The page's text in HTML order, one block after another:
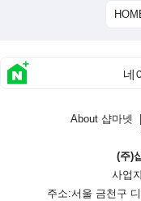
네
About 샵마넷
(주)
사업
주소:서울 금천구